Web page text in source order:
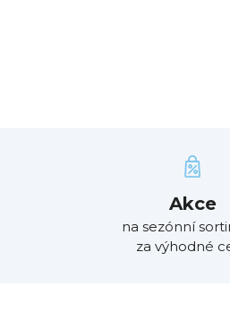
Akce
na sezónní
za výhodné